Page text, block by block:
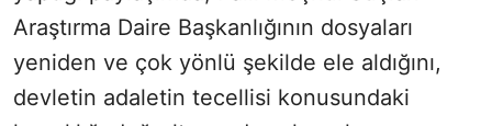
Araştırma Daire Başkanlığının dosyaları
yeniden ve çok yönlü şekilde ele aldığını,
devletin adaletin tecellisi konusundaki